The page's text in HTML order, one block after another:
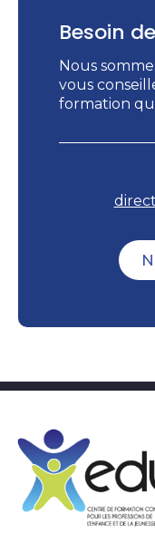
Besoin
Nous
vous
formation